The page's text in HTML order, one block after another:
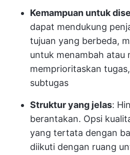
Kemampuan untuk
dapat mendukung
tujuan yang berbeda,
untuk menambah atau
memprioritaskan
subtugas
Struktur yang jelas:
berantakan. Opsi
yang tertata dengan
diikuti dengan ruang